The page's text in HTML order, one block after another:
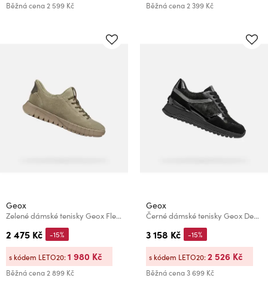
Běžná cena2 599 Kč Běžná cena2 399 Kč
Geox
Zelené dámské tenisky Geox Flextride Plus
2 475 Kč
Běžná cena2 899 Kč
-15%
s kódem LETO20:1 980 Kč
Geox
Černé dámské tenisky Geox Desya
3 158 Kč
Běžná cena3 699 Kč
-15%
s kódem LETO20:2 526 Kč